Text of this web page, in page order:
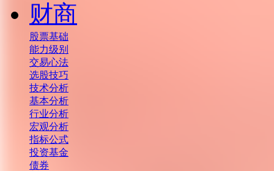
财商
股票基础
能力级别
交易心法
选股技巧
技术分析
基本分析
行业分析
宏观分析
指标公式
投资基金
债券